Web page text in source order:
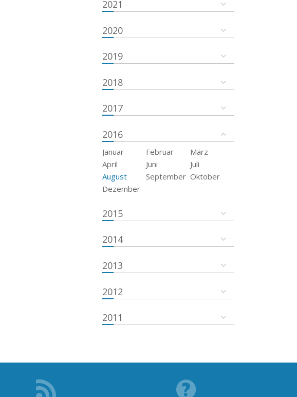
2021
2020
2019
2018
2017
2016
Januar Februar
März
April
Juni
Juli
August
September Oktober
Dezember
2015
2014
2013
2012
2011